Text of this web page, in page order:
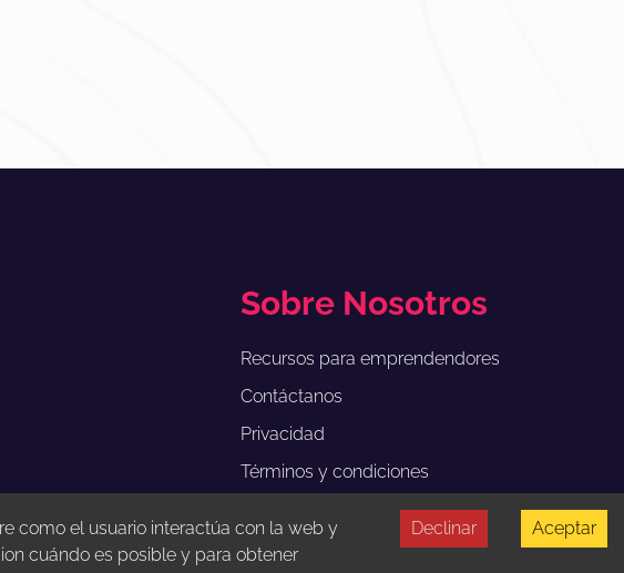
como el usuario interactúa con la web y
cuándo es posible y para obtener
Declinar Aceptar
Sobre Nosotros
Recursos para emprendendores
Contáctanos
Privacidad
Términos y condiciones